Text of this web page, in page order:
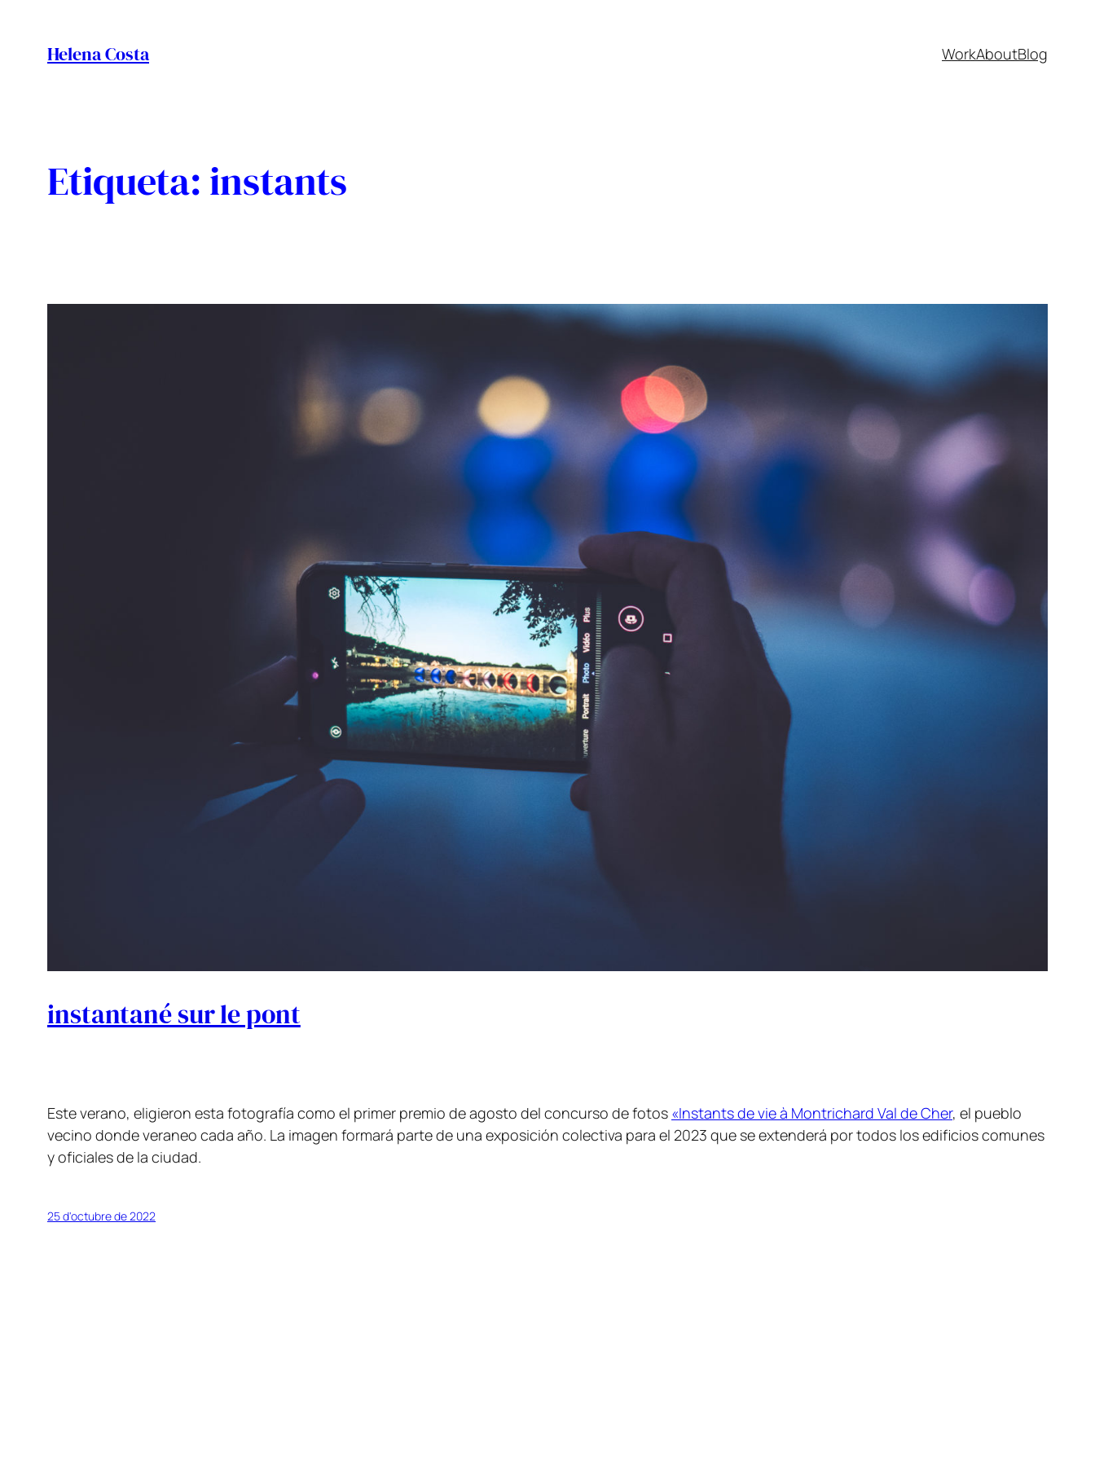
Helena Costa WorkAboutBlog
Etiqueta:instants
instantané sur le pont
Este verano, eligieron esta fotografía como el primer premio de agosto del concurso de fotos «Instants de vie à Montrichard Val de Cher, el pueblo
vecino donde veraneo cada año. La imagen formará parte de una exposición colectiva para el 2023 que se extenderá por todos los edificios comunes
y oficiales de la ciudad.
25 d'octubre de 2022